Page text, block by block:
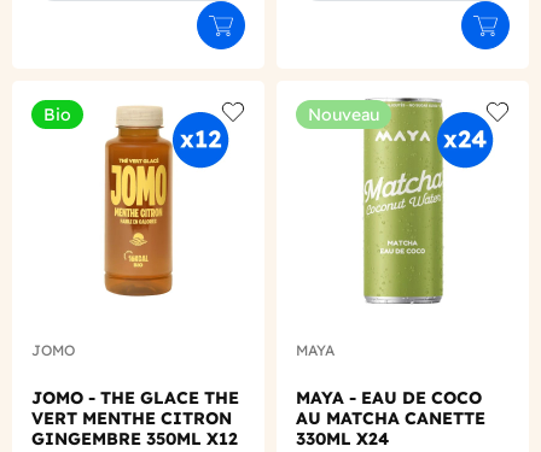
Ajouter au panier
Bio
Add to wishlist
JOMO
JOMO - THE GLACE THE
VERT MENTHE CITRON
GINGEMBRE 350ML X12
Nouveau
Add
MAYA
MAYA - EAU DE COCO
AU MATCHA CANETTE
330ML X24